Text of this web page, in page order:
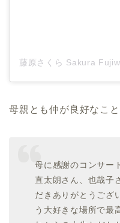
母親とも仲が良好なこ
母に感謝のコンサー
直太朗さん、也哉子
だきありがとうござ
う大好きな場所で最